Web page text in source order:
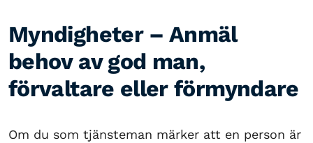
Myndigheter – Anmäl
behov av god man,
förvaltare eller förmyndare
Om du som tjänsteman märker att en person är